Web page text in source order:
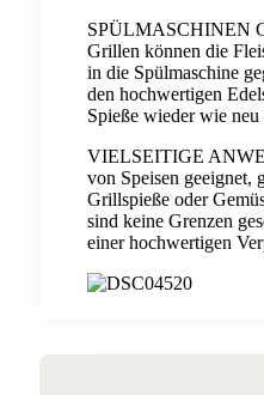
SPÜLMASCHINEN
Grillen können die
in die Spülmaschine
den hochwertigen
Spieße wieder wie neu
VIELSEITIGE
von Speisen geeignet,
Grillspieße oder
sind keine Grenzen
einer hochwertigen